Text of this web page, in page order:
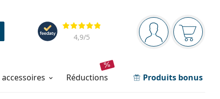
Barre de navigation
Vous êtesVotre
Évaluation
4,9/5
réductions Produits bonus